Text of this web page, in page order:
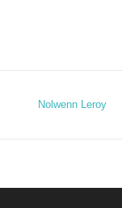
Nolwenn Leroy